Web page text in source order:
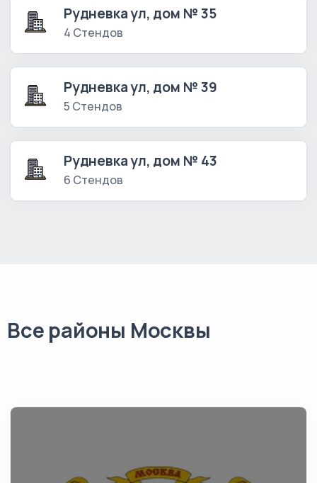
Рудневка ул, дом № 35
4 Стендов
Рудневка ул, дом № 39
5 Стендов
Рудневка ул, дом № 43
6 Стендов
Все районы Москвы